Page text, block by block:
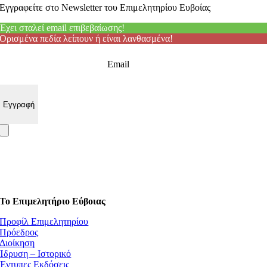
Εγγραφείτε στο Newsletter του Επιμελητηρίου Ευβοίας
Έχει σταλεί email επιβεβαίωσης!
Ορισμένα πεδία λείπουν ή είναι λανθασμένα!
Email
Το Επιμελητήριο Εύβοιας
Προφίλ Επιμελητηρίου
Πρόεδρος
Διοίκηση
Ίδρυση – Ιστορικό
Έντυπες Εκδόσεις